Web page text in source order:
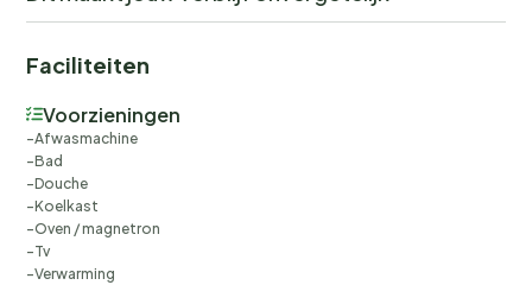
Faciliteiten
Voorzieningen
Afwasmachine
Bad
Douche
Koelkast
Oven / magnetron
Tv
Verwarming